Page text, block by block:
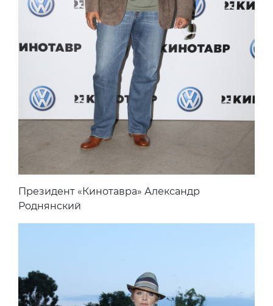
Президент «Кинотавра» Александр
Роднянский